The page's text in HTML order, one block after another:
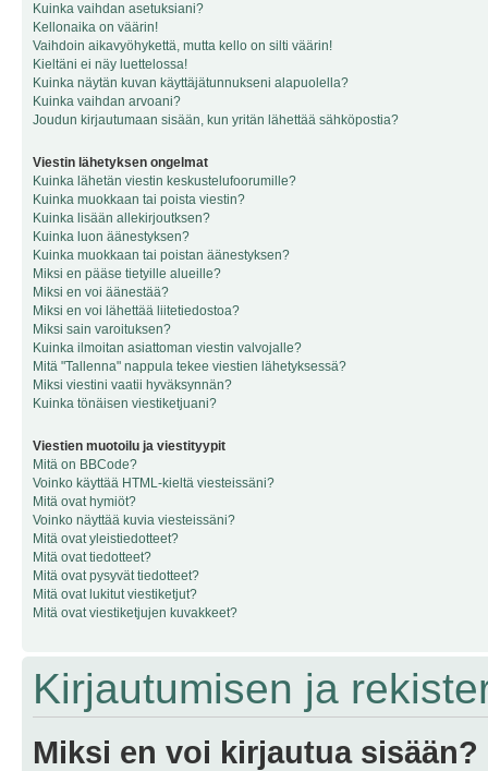
Kuinka vaihdan asetuksiani?
Kellonaika on väärin!
Vaihdoin aikavyöhykettä, mutta kello on silti väärin!
Kieltäni ei näy luettelossa!
Kuinka näytän kuvan käyttäjätunnukseni alapuolella?
Kuinka vaihdan arvoani?
Joudun kirjautumaan sisään, kun yritän lähettää sähköpostia?
Viestin lähetyksen ongelmat
Kuinka lähetän viestin keskustelufoorumille?
Kuinka muokkaan tai poista viestin?
Kuinka lisään allekirjoutksen?
Kuinka luon äänestyksen?
Kuinka muokkaan tai poistan äänestyksen?
Miksi en pääse tietyille alueille?
Miksi en voi äänestää?
Miksi en voi lähettää liitetiedostoa?
Miksi sain varoituksen?
Kuinka ilmoitan asiattoman viestin valvojalle?
Mitä "Tallenna" nappula tekee viestien lähetyksessä?
Miksi viestini vaatii hyväksynnän?
Kuinka tönäisen viestiketjuani?
Viestien muotoilu ja viestityypit
Mitä on BBCode?
Voinko käyttää HTML-kieltä viesteissäni?
Mitä ovat hymiöt?
Voinko näyttää kuvia viesteissäni?
Mitä ovat yleistiedotteet?
Mitä ovat tiedotteet?
Mitä ovat pysyvät tiedotteet?
Mitä ovat lukitut viestiketjut?
Mitä ovat viestiketjujen kuvakkeet?
Kirjautumisen ja
Miksi en voi kirjautua sisään?